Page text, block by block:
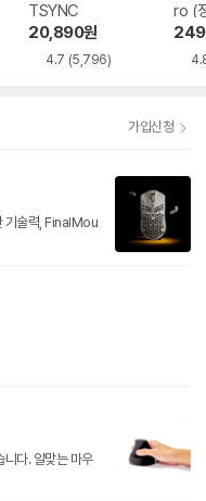
TSYNC
20,890원
4.7 (5,796)
ro (
가입신청
기술력, FinalMou
니다. 알맞는 마우